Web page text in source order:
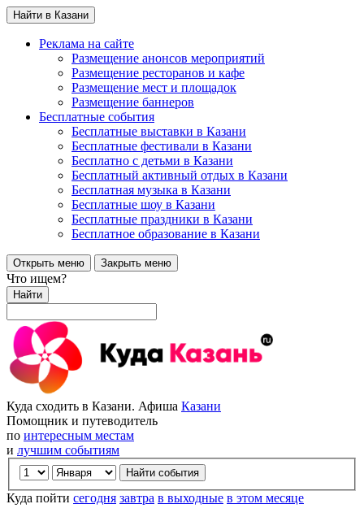
Найти в Казани
Реклама на сайте
Размещение анонсов мероприятий
Размещение ресторанов и кафе
Размещение мест и площадок
Размещение баннеров
Бесплатные события
Бесплатные выставки в Казани
Бесплатные фестивали в Казани
Бесплатно с детьми в Казани
Бесплатный активный отдых в Казани
Бесплатная музыка в Казани
Бесплатные шоу в Казани
Бесплатные праздники в Казани
Бесплатное образование в Казани
Открыть меню Закрыть меню
Что ищем?
Найти
Куда сходить в Казани. Афиша Казани
Помощник и путеводитель
по интересным местам
и лучшим событиям
Куда пойти сегодня завтра в выходные в этом месяце